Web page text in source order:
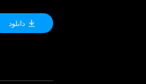
دانلود